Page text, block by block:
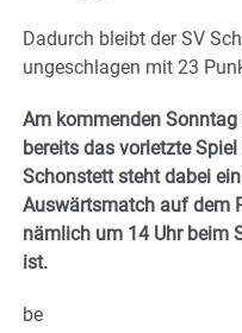
Dadurch bleibt der SV
ungeschlagen mit 23
Am kommenden
bereits das vorletzte
Schonstett steht dabei
Auswärtsmatch auf dem
nämlich um 14 Uhr beim
ist.
be